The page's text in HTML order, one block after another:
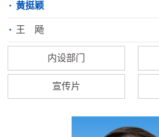
黄挺颖
王 飏
内设部门
宣传片